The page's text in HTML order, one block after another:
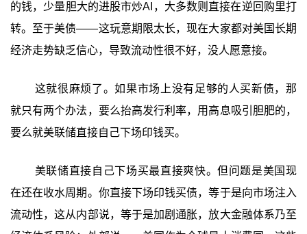
的钱，少量胆大的进股市炒AI，大多数则直接在逆回购里打
转。至于美债——这玩意期限太长，现在大家都对美国长期
经济走势缺乏信心，导致流动性很不好，没人愿意接。
这就很麻烦了。如果市场上没有足够的人买新债，那
就只有两个办法，要么抬高发行利率，用高息吸引胆肥的，
要么就美联储直接自己下场印钱买。
美联储直接自己下场买最直接爽快。但问题是美国现
在还在收水周期。你直接下场印钱买债，等于是向市场注入
流动性，这从内部说，等于是加剧通胀，放大金融体系乃至